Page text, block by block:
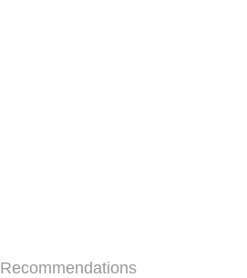
Recommendations